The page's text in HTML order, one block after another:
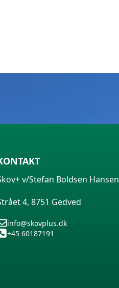
v/Stefan Boldsen Hansen
4, 8751 Gedved
info@skovplus.dk
+45 60187191